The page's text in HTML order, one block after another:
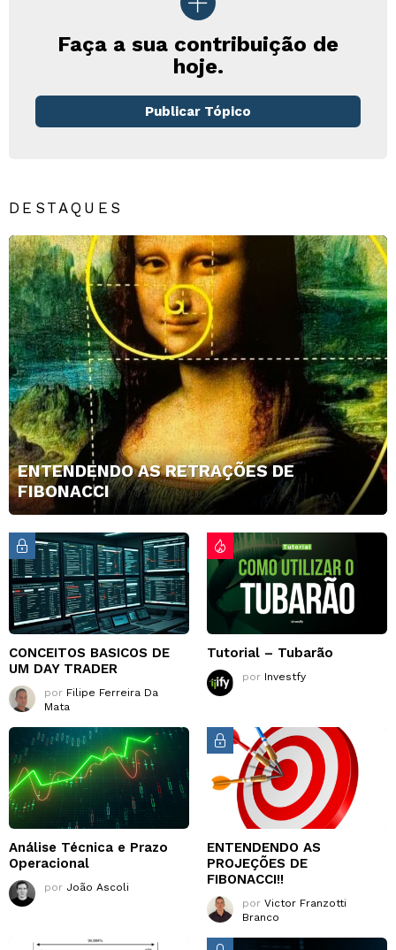
Faça a sua contribuição de
hoje.
Publicar Tópico
DESTAQUES
ENTENDENDO AS RETRAÇÕES DE
FIBONACCI
CONCEITOS BASICOS DE
UM DAY TRADER
por Filipe Ferreira Da
Mata
Tutorial – Tubarão
por Investfy
Análise Técnica e Prazo
Operacional
por João Ascoli
ENTENDENDO AS
PROJEÇÕES DE
FIBONACCI!!
por Victor Franzotti
Branco